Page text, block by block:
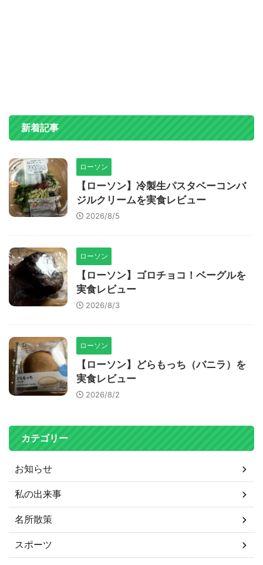
新着記事
ローソン
【ローソン】冷製生パスタベーコンバ
ジルクリームを実食レビュー
2026/8/5
ローソン
【ローソン】ゴロチョコ！ベーグルを
実食レビュー
2026/8/3
ローソン
【ローソン】どらもっち（バニラ）を
実食レビュー
2026/8/2
カテゴリー
お知らせ
私の出来事
名所散策
スポーツ